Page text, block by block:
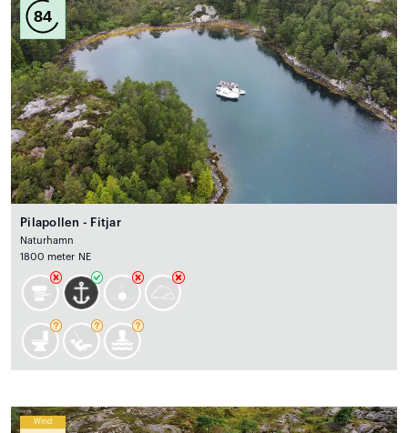
84
Pilapollen - Fitjar
Naturhamn
1800 meter NE
Wind